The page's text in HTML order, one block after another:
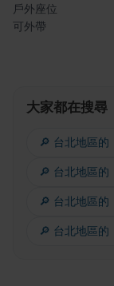
戶外座位
可外帶
大家都在搜尋
🔎 台北地區的
🔎 台北地區的
🔎 台北地區的
🔎 台北地區的